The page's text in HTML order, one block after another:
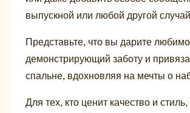
выпускной или любой другой
Представьте, что вы дарите
демонстрирующий заботу и
спальне, вдохновляя на мечты о
Для тех, кто ценит качество и